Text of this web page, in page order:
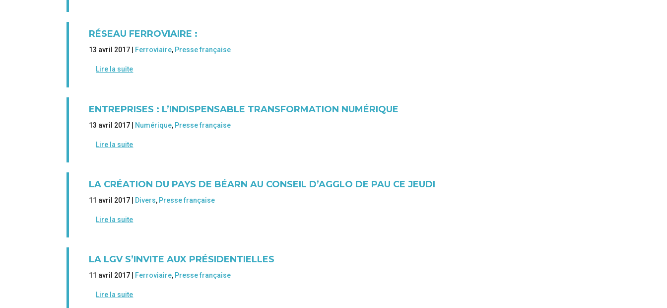
RÉSEAU FERROVIAIRE :
13 avril 2017 | Ferroviaire, Presse française
Lire la suite
ENTREPRISES : L’INDISPENSABLE TRANSFORMATION NUMÉRIQUE
13 avril 2017 | Numérique, Presse française
Lire la suite
LA CRÉATION DU PAYS DE BÉARN AU CONSEIL D’AGGLO DE PAU CE JEUDI
11 avril 2017 | Divers, Presse française
Lire la suite
LA LGV S’INVITE AUX PRÉSIDENTIELLES
11 avril 2017 | Ferroviaire, Presse française
Lire la suite